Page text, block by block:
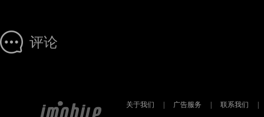
评论
关于我们 广告服务 联系我们